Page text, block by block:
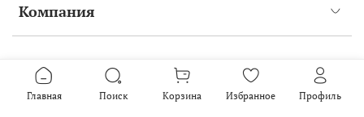
Компания
Интернет-магазин создан на inSales
2016-2026
Главная Поиск Корзина Избранное Профиль